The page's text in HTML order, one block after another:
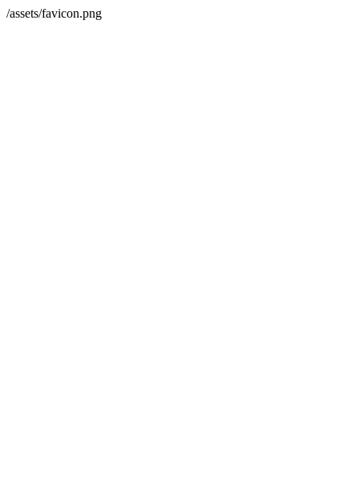
/assets/favicon.png